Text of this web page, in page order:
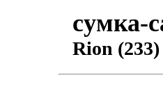
сумка-
Rion (233)